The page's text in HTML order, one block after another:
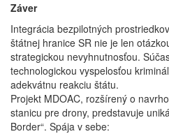
Záver
Integrácia bezpilotných
štátnej hranice SR nie je len
strategickou nevyhnutnosťou.
technologickou vyspelosťou
adekvátnu reakciu štátu.
Projekt MDOAC, rozšírený o
stanicu pre drony, predstavuje
Border“. Spája v sebe: